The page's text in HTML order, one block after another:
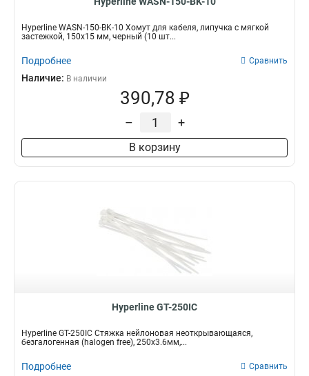
Hyperline WASN-150-BK-10 Хомут для кабеля, липучка с мягкой
застежкой, 150x15 мм, черный (10 шт...
Подробнее Сравнить
Наличие: В наличии
390,78 ₽
– +
В корзину
Hyperline GT-250IC
Hyperline GT-250IC Стяжка нейлоновая неоткрывающаяся,
безгалогенная (halogen free), 250x3.6мм,...
Подробнее Сравнить